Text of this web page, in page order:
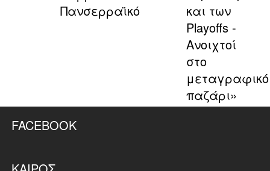
Πανσερραϊκό
και των
Playoffs -
Ανοιχτοί
στο
μεταγραφικό
παζάρι»
FACEBOOK